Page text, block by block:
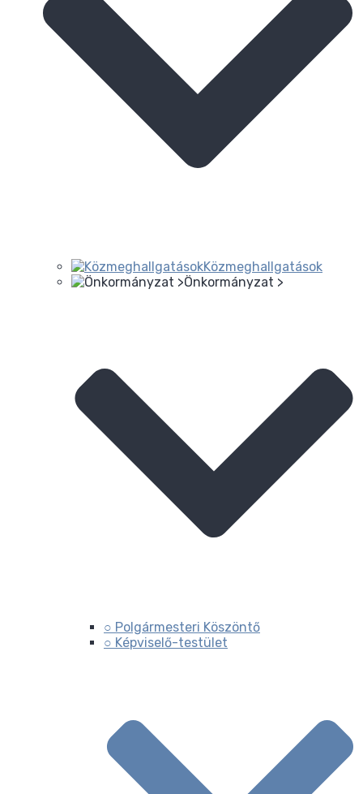
Közmeghallgatások
Önkormányzat >
○ Polgármesteri Köszöntő
○ Képviselő-testület